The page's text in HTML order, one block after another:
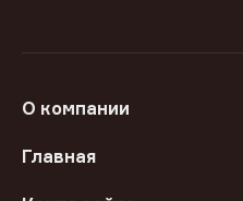
О компании
Главная